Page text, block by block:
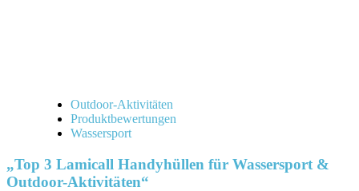
Outdoor-Aktivitäten
Produktbewertungen
Wassersport
„Top 3 Lamicall Handyhüllen für Wassersport &
Outdoor-Aktivitäten“